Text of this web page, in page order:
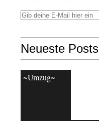
Neueste Posts
~Umzug~